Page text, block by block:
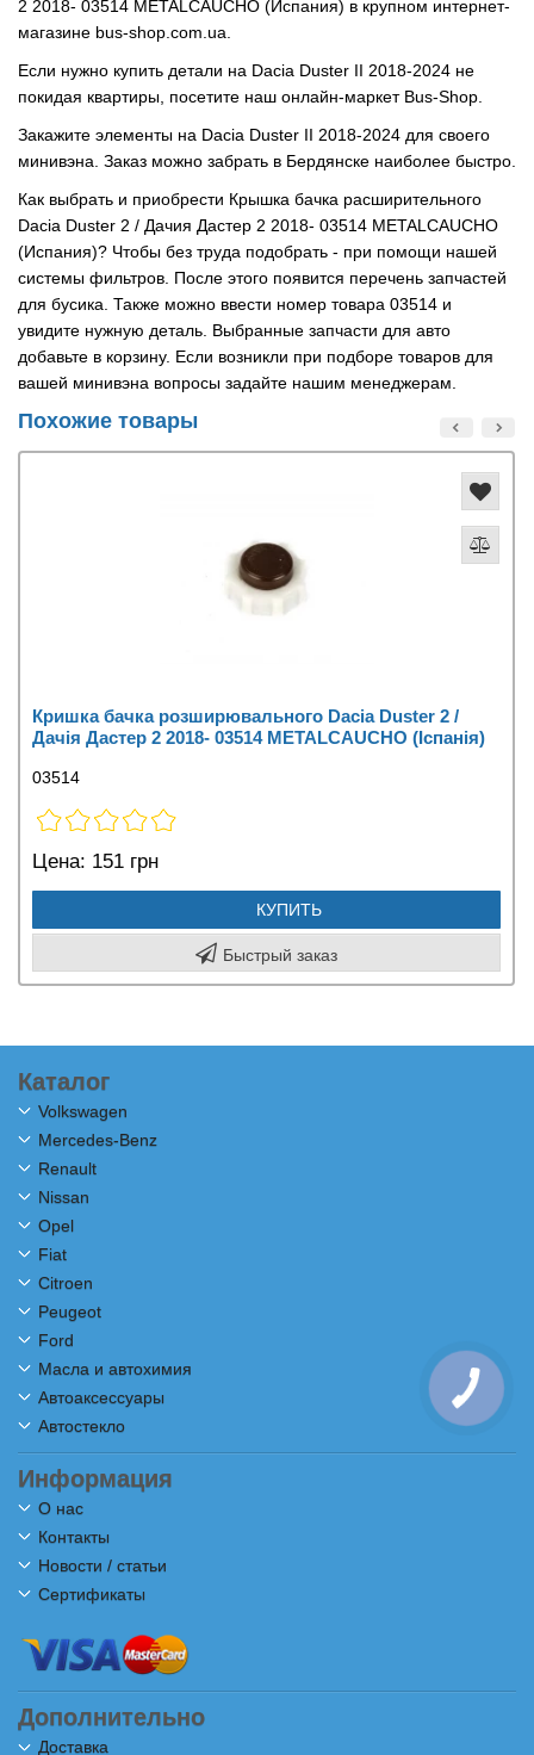
2 2018- 03514 METALCAUCHO (Испания) в крупном интернет-
магазине bus-shop.com.ua.
Если нужно купить детали на Dacia Duster II 2018-2024 не
покидая квартиры, посетите наш онлайн-маркет Bus-Shop.
Закажите элементы на Dacia Duster II 2018-2024 для своего
минивэна. Заказ можно забрать в Бердянске наиболее быстро.
Как выбрать и приобрести Крышка бачка расширительного
Dacia Duster 2 / Дачия Дастер 2 2018- 03514 METALCAUCHO
(Испания)? Чтобы без труда подобрать - при помощи нашей
системы фильтров. После этого появится перечень запчастей
для бусика. Также можно ввести номер товара 03514 и
увидите нужную деталь. Выбранные запчасти для авто
добавьте в корзину. Если возникли при подборе товаров для
вашей минивэна вопросы задайте нашим менеджерам.
Похожие товары
Кришка бачка розширювального Dacia Duster 2 /
Дачія Дастер 2 2018- 03514 METALCAUCHO (Іспанія)
03514
Цена: 151 грн
КУПИТЬ
Быстрый заказ
Каталог
Volkswagen
Mercedes-Benz
Renault
Nissan
Opel
Fiat
Citroen
Peugeot
Ford
Масла и автохимия
Автоаксессуары
Автостекло
Информация
О нас
Контакты
Новости / статьи
Сертификаты
Дополнительно
Доставка